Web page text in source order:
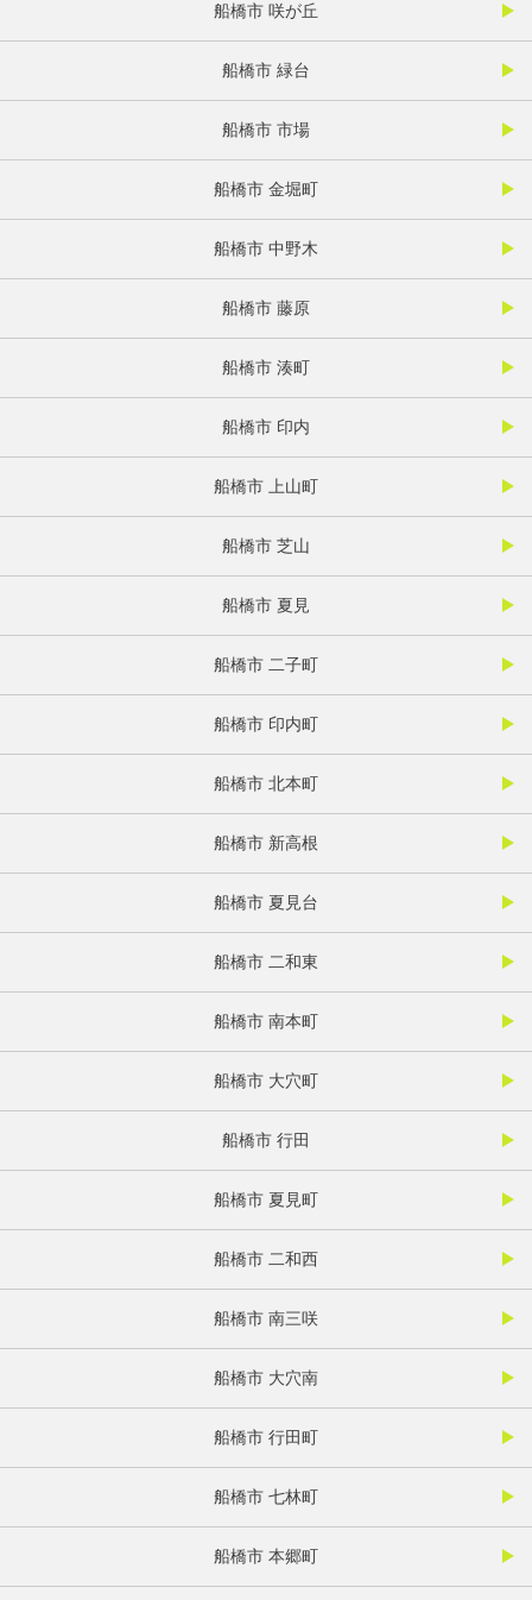
船橋市 咲が丘
船橋市 緑台
船橋市 市場
船橋市 金堀町
船橋市 中野木
船橋市 藤原
船橋市 湊町
船橋市 印内
船橋市 上山町
船橋市 芝山
船橋市 夏見
船橋市 二子町
船橋市 印内町
船橋市 北本町
船橋市 新高根
船橋市 夏見台
船橋市 二和東
船橋市 南本町
船橋市 大穴町
船橋市 行田
船橋市 夏見町
船橋市 二和西
船橋市 南三咲
船橋市 大穴南
船橋市 行田町
船橋市 七林町
船橋市 本郷町